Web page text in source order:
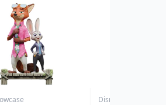
Disney Showcase